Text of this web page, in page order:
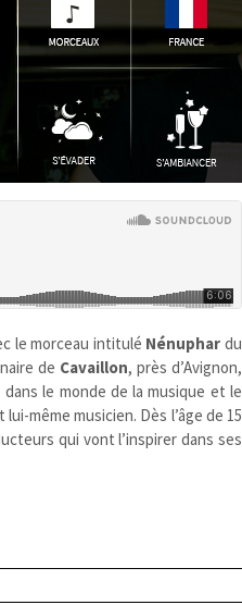
le morceau intitulé Nénuphar du
de Cavaillon, près d’Avignon,
le monde de la musique et le
même musicien. Dès l’âge de 15
qui vont l’inspirer dans ses